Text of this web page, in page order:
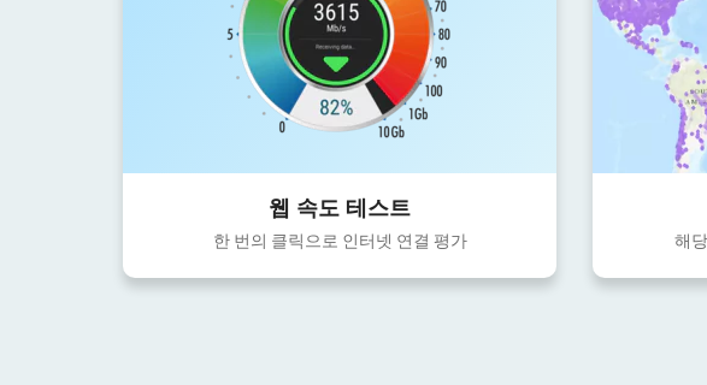
웹 속도 테스트
한 번의 클릭으로 인터넷 연결 평가 해